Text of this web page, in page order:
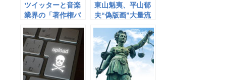
ツイッターと音楽
業界の「著作権バ
可能性
東山魁夷、平山郁
夫“偽版画”大量流
売 工房「８年８
００枚刷った」